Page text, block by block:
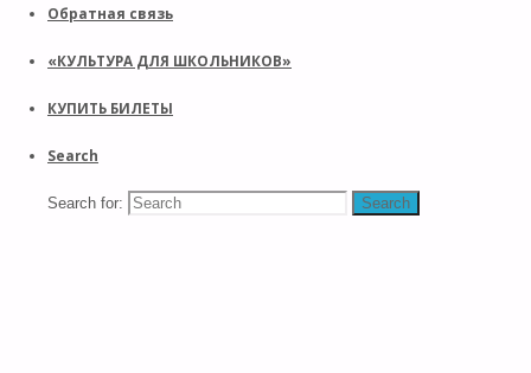
Обратная связь
«КУЛЬТУРА ДЛЯ ШКОЛЬНИКОВ»
КУПИТЬ БИЛЕТЫ
Search
Search for: Search